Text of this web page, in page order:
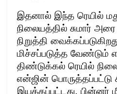
இதனால் இந்த ரெயில்
நிலையத்தில் சுமார்
நிறுத்தி
மிச்சப்படுத்த வேண்டும்
திண்டுக்கல் ரெயில்
என்ஜின் பொருத்தப்பட்டு
இயக்கப்பட்டது. பின்னர்